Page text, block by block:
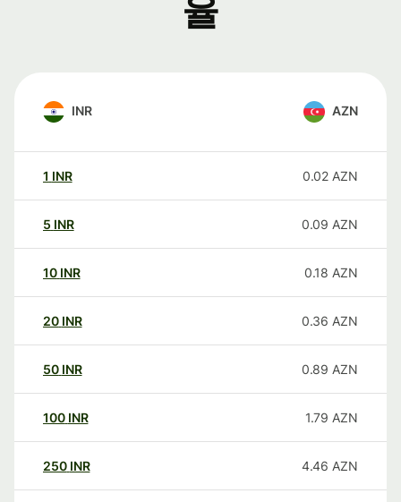
율
INR AZN
1 INR 0.02 AZN
5 INR 0.09 AZN
10 INR 0.18 AZN
20 INR 0.36 AZN
50 INR 0.89 AZN
100 INR 1.79 AZN
250 INR 4.46 AZN